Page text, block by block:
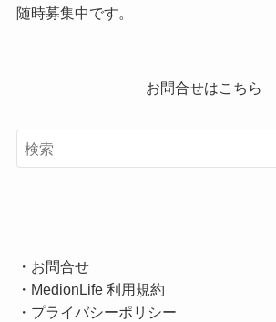
随時募集中です。
お問合せはこちら
・ お問合せ
・ MedionLife 利用規約
・ プライバシーポリシー